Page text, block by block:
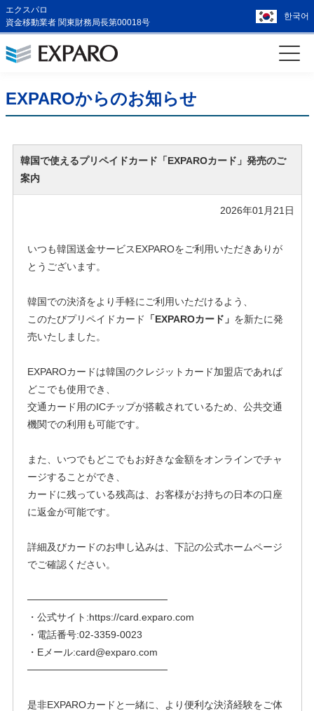
エクスパロ
資金移動業者 関東財務局長第00018号
한국어
EXPAROからのお知らせ
韓国で使えるプリペイドカード「EXPAROカード」発売のご
案内
2026年01月21日
いつも韓国送金サービスEXPAROをご利用いただきありが
とうございます。
韓国での決済をより手軽にご利用いただけるよう、
このたびプリペイドカード 「EXPAROカード」 を新たに発
売いたしました。
EXPAROカードは韓国のクレジットカード加盟店であれば
どこでも使用でき、
交通カード用のICチップが搭載されているため、公共交通
機関での利用も可能です。
また、いつでもどこでもお好きな金額をオンラインでチャ
ージすることができ、
カードに残っている残高は、お客様がお持ちの日本の口座
に返金が可能です。
詳細及びカードのお申し込みは、下記の公式ホームページ
でご確認ください。
────────────────────
・公式サイト:https://card.exparo.com
・電話番号:02-3359-0023
・Eメール:card@exparo.com
────────────────────
是非EXPAROカードと一緒に、より便利な決済経験をご体